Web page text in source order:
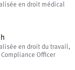
en droit médical
en droit du travail,
Officer